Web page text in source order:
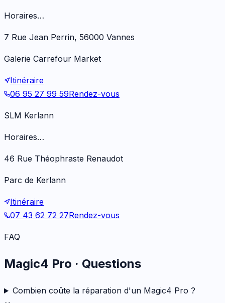
Horaires…
7 Rue Jean Perrin, 56000 Vannes
Galerie Carrefour Market
Itinéraire
06 95 27 99 59Rendez-vous
SLM Kerlann
Horaires…
46 Rue Théophraste Renaudot
Parc de Kerlann
Itinéraire
07 43 62 72 27Rendez-vous
FAQ
Magic4 Pro · Questions
Combien coûte la réparation d'un Magic4 Pro ?